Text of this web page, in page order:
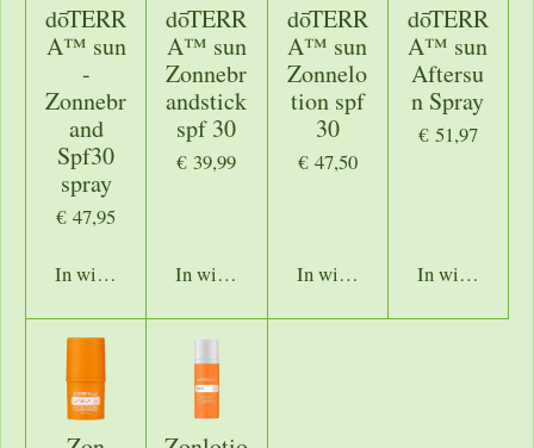
dōTERR
A™ sun
-
Zonnebr
and
Spf30
spray
€ 47,95
In winkelwagen
dōTERR
A™ sun
Zonnebr
andstick
spf 30
€ 39,99
In winkelwagen
dōTERR
A™ sun
Zonnelo
tion spf
30
€ 47,50
In winkelwagen
dōTERR
A™ sun
Aftersu
n Spray
€ 51,97
In